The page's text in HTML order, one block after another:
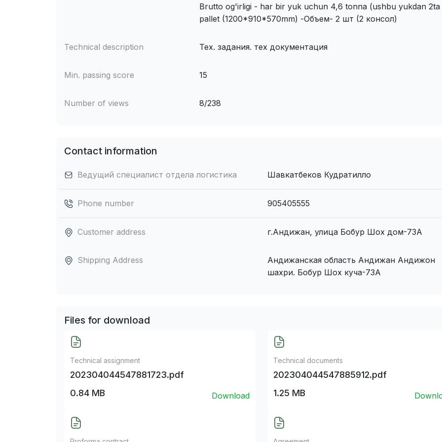
Brutto og'irligi - har bir yuk uchun 4,6 tonna (ushbu yukdan 2ta
pallet (1200*910*570mm) -Объем- 2 шт (2 консол)
Technical description Тех. задания. тех документация
Min. passing score 15
Number of views 8/238
Contact information
Ведущий специалист отдела логистика Шавкатбеков Кудратилло
Phone number 905405555
Customer address г.Андижан, улица Бобур Шох дом-73А
Shipping Address
Андижанская область Андижан Андижон
шахри. Бобур Шох куча-73А
Files for download
Technical assignment
202304044547881723.pdf
0.84 MB
Download
Technical documents
202304044547885912.pdf
1.25 MB